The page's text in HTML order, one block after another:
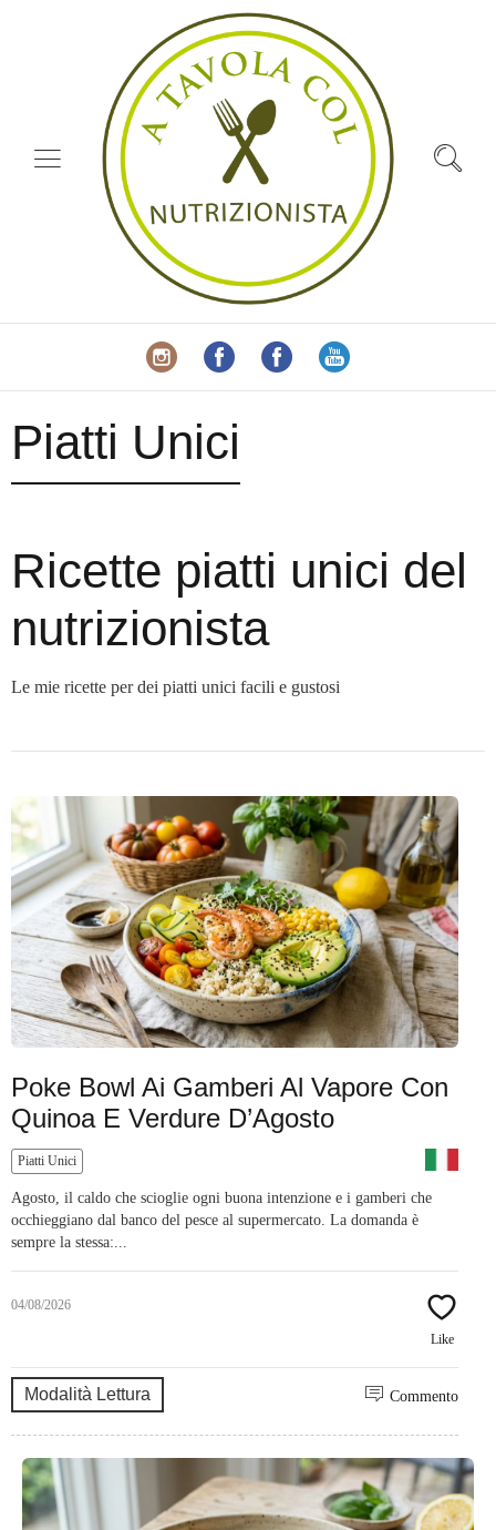
Piatti Unici
Ricette piatti unici del
nutrizionista
Le mie ricette per dei piatti unici facili e gustosi
Poke Bowl Ai Gamberi Al Vapore Con
Quinoa E Verdure D’Agosto
Piatti Unici
Agosto, il caldo che scioglie ogni buona intenzione e i gamberi che
occhieggiano dal banco del pesce al supermercato. La domanda è
sempre la stessa:...
04/08/2026
Like
Modalità Lettura Commento